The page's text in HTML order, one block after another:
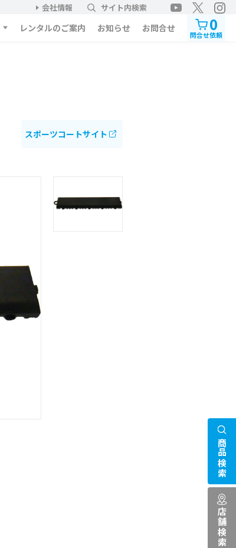
会社情報 サイト内検索
レンタルのご案内 お知らせ お問合せ 0
問合せ依頼
スポーツコートサイト
商品検索
店舗検索